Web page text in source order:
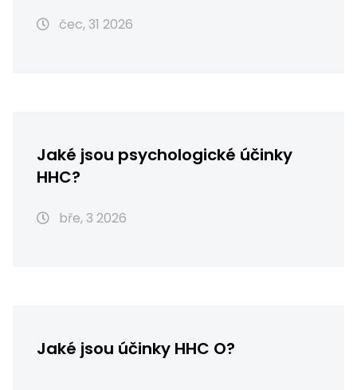
čec, 31 2026
Jaké jsou psychologické účinky
HHC?
bře, 3 2026
Jaké jsou účinky HHC O?